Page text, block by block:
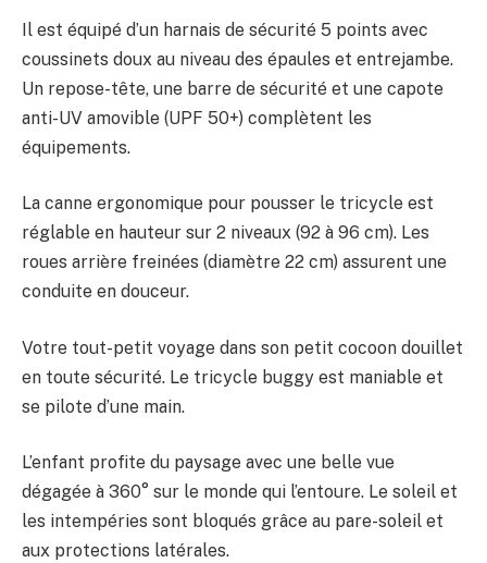
Il est équipé d’un harnais de sécurité 5 points avec
coussinets doux au niveau des épaules et entrejambe.
Un repose-tête, une barre de sécurité et une capote
anti-UV amovible (UPF 50+) complètent les
équipements.
La canne ergonomique pour pousser le tricycle est
réglable en hauteur sur 2 niveaux (92 à 96 cm). Les
roues arrière freinées (diamètre 22 cm) assurent une
conduite en douceur.
Votre tout-petit voyage dans son petit cocoon douillet
en toute sécurité. Le tricycle buggy est maniable et
se pilote d’une main.
L’enfant profite du paysage avec une belle vue
dégagée à 360° sur le monde qui l’entoure. Le soleil et
les intempéries sont bloqués grâce au pare-soleil et
aux protections latérales.